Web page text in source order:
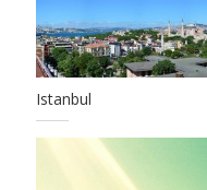
Istanbul